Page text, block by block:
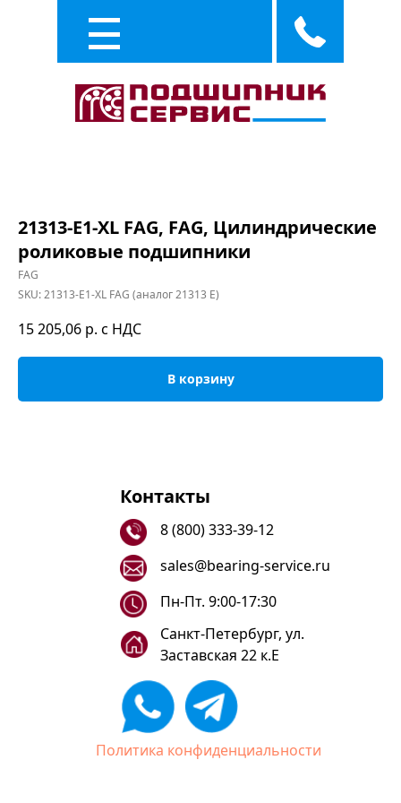
21313-E1-XL FAG, FAG, Цилиндрические
роликовые подшипники
FAG
SKU:21313-E1-XL FAG (аналог 21313 E)
15 205,06 р. с НДС
В корзину
Контакты
8 (800) 333-39-12
sales@bearing-service.ru
Санкт-Петербург, ул.
Заставская 22 к.Е
Пн-Пт. 9:00-17:30
Политика конфиденциальности